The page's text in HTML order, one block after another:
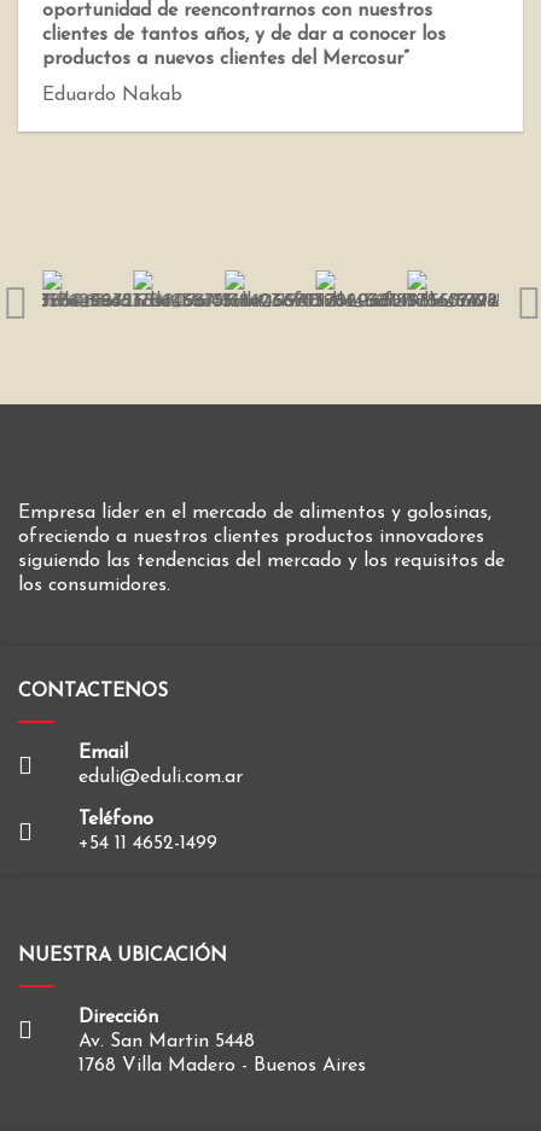
oportunidad de reencontrarnos con nuestros
clientes de tantos años, y de dar a conocer los
productos a nuevos clientes del Mercosur”
Eduardo Nakab
Empresa líder en el mercado de alimentos y golosinas,
ofreciendo a nuestros clientes productos innovadores
siguiendo las tendencias del mercado y los requisitos de
los consumidores.
CONTACTENOS
Email
eduli@eduli.com.ar
Teléfono
+54 11 4652-1499
NUESTRA UBICACIÓN
Dirección
Av. San Martin 5448
1768 Villa Madero - Buenos Aires